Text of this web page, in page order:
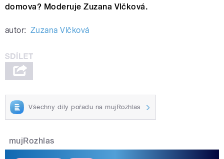
domova? Moderuje Zuzana Vlčková.
autor: Zuzana Vlčková
Všechny díly pořadu na mujRozhlas
mujRozhlas